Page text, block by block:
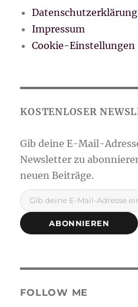
Datenschutzerklärung
Impressum
Cookie-Einstellungen
Gib deine E-Mail-Adresse ein ...
ABONNIEREN
FOLLOW ME